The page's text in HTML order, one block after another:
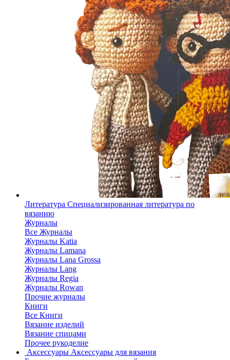
Литература Специализированная литература по
вязанию
Журналы
Все Журналы
Журналы Katia
Журналы Lamana
Журналы Lana Grossa
Журналы Lang
Журналы Regia
Журналы Rowan
Прочие журналы
Книги
Все Книги
Вязание изделий
Вязание спицами
Прочее рукоделие
Аксессуары Аксессуары для вязания